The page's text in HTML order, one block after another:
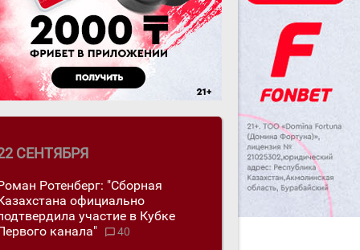
СЕНТЯБРЯ
Ротенберг: "Сборная
официально
участие в Кубке
канала"
40